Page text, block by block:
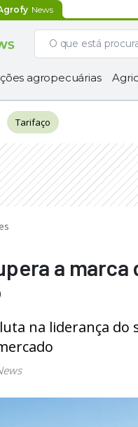
News
agropecuárias
Tarifaço
a
na liderança do